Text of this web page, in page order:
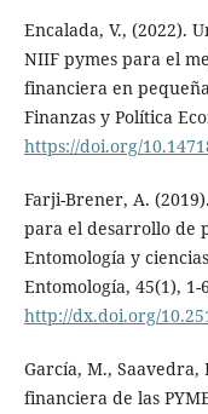
Encalada, V., (2022).
NIIF pymes para el
financiera en
Finanzas y Política
https://doi.org/
Farji-Brener, A.
para el desarrollo de
Entomología y
Entomología, 45(1), 1-
http://dx.doi.org/
García, M., Saavedra,
financiera de las